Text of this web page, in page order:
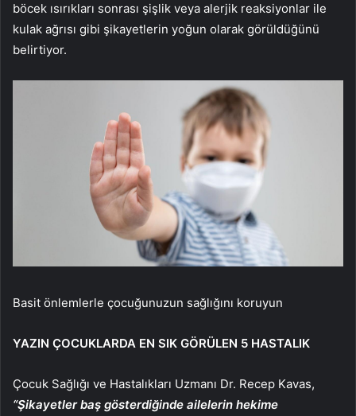
böcek ısırıkları sonrası şişlik veya alerjik reaksiyonlar ile
kulak ağrısı gibi şikayetlerin yoğun olarak görüldüğünü
belirtiyor.
Basit önlemlerle çocuğunuzun sağlığını koruyun
YAZIN ÇOCUKLARDA EN SIK GÖRÜLEN 5 HASTALIK
Çocuk Sağlığı ve Hastalıkları Uzmanı Dr. Recep Kavas,
“Şikayetler baş gösterdiğinde ailelerin hekime